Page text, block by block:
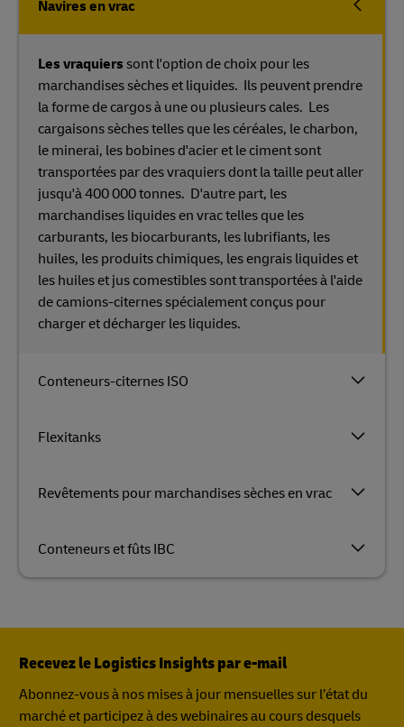
Navires en vrac
Conteneurs-citernes ISO
Flexitanks
Revêtements pour marchandises sèches en vrac
Conteneurs et fûts IBC
Les vraquiers sont l'option de choix pour les
marchandises sèches et liquides. Ils peuvent prendre
la forme de cargos à une ou plusieurs cales. Les
cargaisons sèches telles que les céréales, le charbon,
le minerai, les bobines d'acier et le ciment sont
transportées par des vraquiers dont la taille peut aller
jusqu'à 400 000 tonnes. D'autre part, les
marchandises liquides en vrac telles que les
carburants, les biocarburants, les lubrifiants, les
huiles, les produits chimiques, les engrais liquides et
les huiles et jus comestibles sont transportées à l'aide
de camions-citernes spécialement conçus pour
charger et décharger les liquides.
Recevez le Logistics Insights par e-mail
Abonnez-vous à nos mises à jour mensuelles sur l’état du
marché et participez à des webinaires au cours desquels